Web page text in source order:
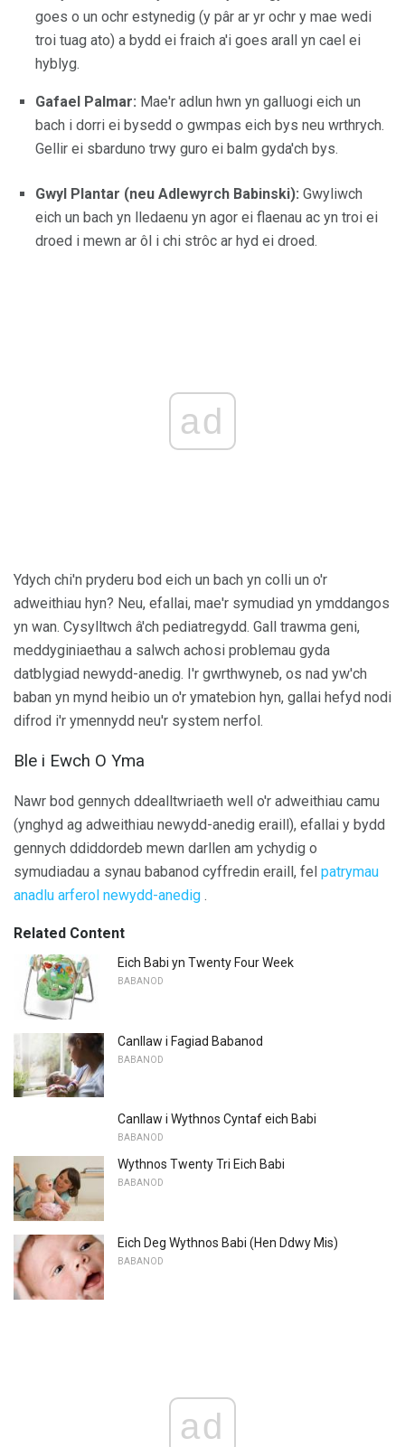
goes o un ochr estynedig (y pâr ar yr ochr y mae wedi
troi tuag ato) a bydd ei fraich a'i goes arall yn cael ei
hyblyg.
Gafael Palmar: Mae'r adlun hwn yn galluogi eich un
bach i dorri ei bysedd o gwmpas eich bys neu wrthrych.
Gellir ei sbarduno trwy guro ei balm gyda'ch bys.
Gwyl Plantar (neu Adlewyrch Babinski): Gwyliwch
eich un bach yn lledaenu yn agor ei flaenau ac yn troi ei
droed i mewn ar ôl i chi strôc ar hyd ei droed.
ad
Ydych chi'n pryderu bod eich un bach yn colli un o'r
adweithiau hyn? Neu, efallai, mae'r symudiad yn ymddangos
yn wan. Cysylltwch â'ch pediatregydd. Gall trawma geni,
meddyginiaethau a salwch achosi problemau gyda
datblygiad newydd-anedig. I'r gwrthwyneb, os nad yw'ch
baban yn mynd heibio un o'r ymatebion hyn, gallai hefyd nodi
difrod i'r ymennydd neu'r system nerfol.
Ble i Ewch O Yma
Nawr bod gennych ddealltwriaeth well o'r adweithiau camu
(ynghyd ag adweithiau newydd-anedig eraill), efallai y bydd
gennych ddiddordeb mewn darllen am ychydig o
symudiadau a synau babanod cyffredin eraill, fel patrymau
anadlu arferol newydd-anedig .
Related Content
Eich Babi yn Twenty Four Week
BABANOD
Canllaw i Fagiad Babanod
BABANOD
Canllaw i Wythnos Cyntaf eich Babi
BABANOD
Wythnos Twenty Tri Eich Babi
BABANOD
Eich Deg Wythnos Babi (Hen Ddwy Mis)
BABANOD
ad